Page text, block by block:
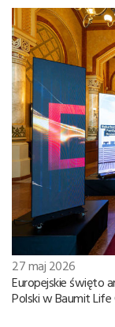
27 maj 2026
Europejskie święto
Polski w Baumit Life